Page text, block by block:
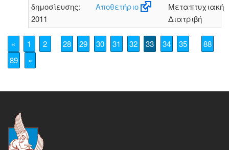
δημοσίευσης:
2011
Αποθετήριο
Μεταπτυχιακή
Διατριβή
« 1 2 28 29 30 31 32 33 34 35
88
89
»